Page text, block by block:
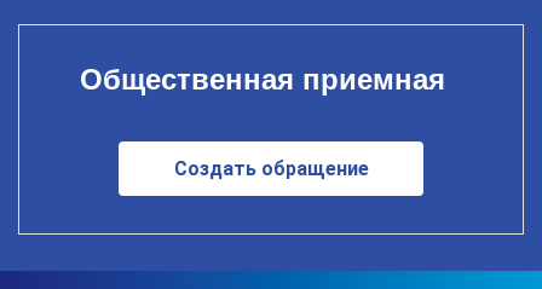
Общественная приемная
Создать обращение